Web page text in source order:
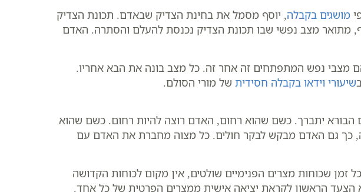
מושגים בקבלה, יוסף מסמל את בחינת הצדיק שבאדם. תכונת הצדיק
מתואר מצב נפשי שבו תכונת הצדיק נכנסת להעלם והסתרה. האדם
מצבי נפש המתפתחים זה אחר זה. כל מצב בונה את הבא אחריו.
שיעורי וידאו בקבלה חסידית של מורי הסולם.
הבורא יתברך. כשם שהוא רחום, האדם רוצה להיות רחום. כשם שהוא
כך גם האדם מבקש לבקר חולים. כל מצוה מחברת את האדם עם
זמן שכוחות מצרים הפנימיים שולטים, אין מקום לכוחות הקדושה
הראשון לקראת יציאה אישית ממצרים הפרטית של כל אחד.